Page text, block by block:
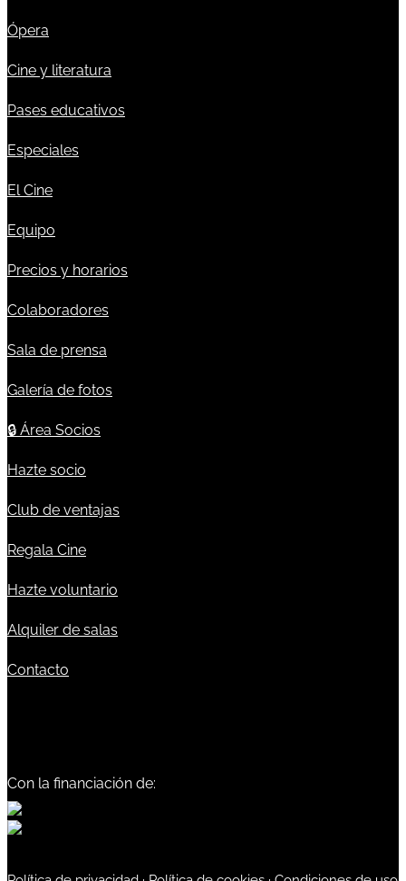
Ópera
Cine y literatura
Pases educativos
Especiales
El Cine
Equipo
Precios y horarios
Colaboradores
Sala de prensa
Galería de fotos
🔒 Área Socios
Hazte socio
Club de ventajas
Regala Cine
Hazte voluntario
Alquiler de salas
Contacto
Con la financiación de: